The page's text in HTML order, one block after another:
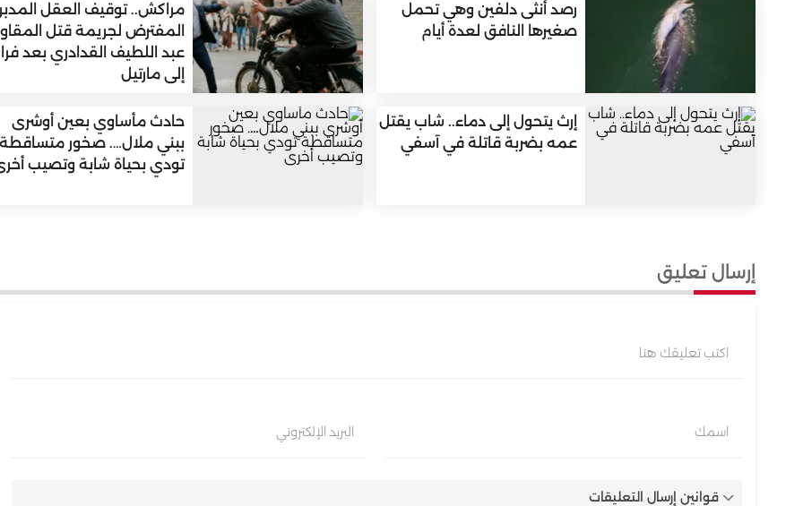
رصد أنثى دلفين وهي تحمل
صغيرها النافق لعدة أيام
مراكش.. توقيف العقل المدبر
المفترض لجريمة قتل
عبد اللطيف القدادري بعد
إلى مارتيل
إرث يتحول إلى دماء.. شاب يقتل
عمه بضربة قاتلة في آسفي
حادث مأساوي بعين أوشرى
ببني ملال…. صخور متساقطة
تودي بحياة شابة وتصيب
إرسال تعليق
اكتب تعليقك هنا
اسمك البريد الإلكتروني
قوانين إرسال التعليقات